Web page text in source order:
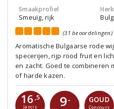
Smaakprofiel
Smeuïg, rijk
(31 beoordelingen)
Aromatische Bulgaarse rode
specerijen, rijp rood fruit en
en zacht. Goed te combineren
of harde kazen.
16 ,5
Jancis
9- GOUD
Concours